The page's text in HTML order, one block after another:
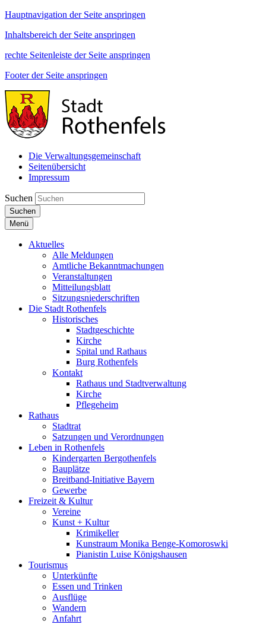
Hauptnavigation der Seite anspringen
Inhaltsbereich der Seite anspringen
rechte Seitenleiste der Seite anspringen
Footer der Seite anspringen
Die Verwaltungsgemeinschaft
Seitenübersicht
Impressum
Suchen
Suchen
Menü
Aktuelles
Alle Meldungen
Amtliche Bekanntmachungen
Veranstaltungen
Mitteilungsblatt
Sitzungsniederschriften
Die Stadt Rothenfels
Historisches
Stadtgeschichte
Kirche
Spital und Rathaus
Burg Rothenfels
Kontakt
Rathaus und Stadtverwaltung
Kirche
Pflegeheim
Rathaus
Stadtrat
Satzungen und Verordnungen
Leben in Rothenfels
Kindergarten Bergothenfels
Bauplätze
Breitband-Initiative Bayern
Gewerbe
Freizeit & Kultur
Vereine
Kunst + Kultur
Krimikeller
Kunstraum Monika Benge-Komoroswki
Pianistin Luise Königshausen
Tourismus
Unterkünfte
Essen und Trinken
Ausflüge
Wandern
Anfahrt